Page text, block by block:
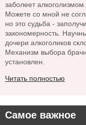
Самое важное
заболеет
Можете со мной не
но это судьба -
закономерность.
дочери алкоголиков
Механизм выбора
установлен.
Читать полностью